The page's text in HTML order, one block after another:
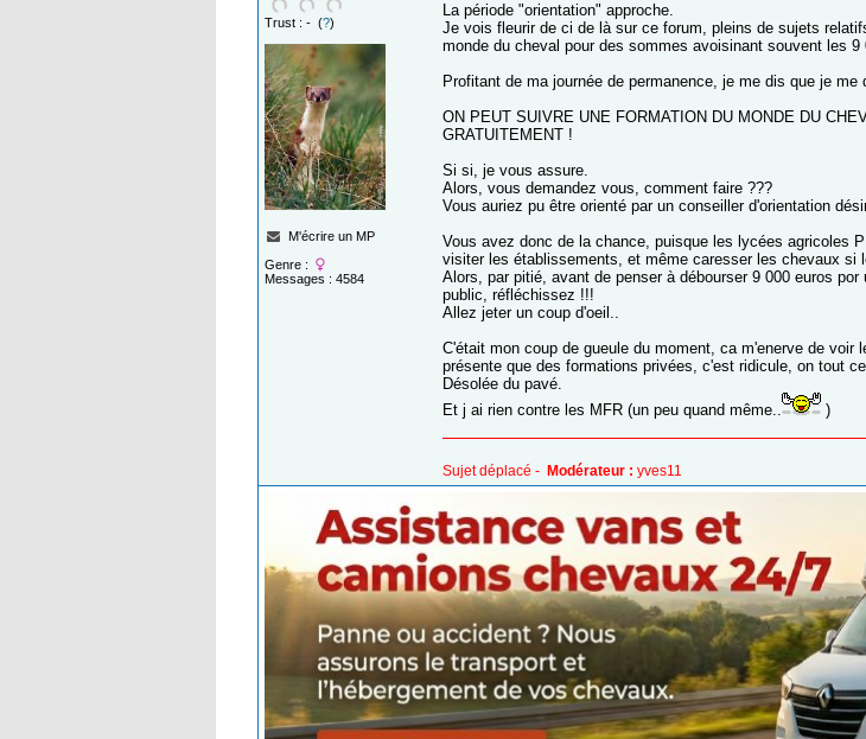
Trust : - (?)
M'écrire un MP
Genre :
Messages : 4584
La période "orientation" approche.
Je vois fleurir de ci de là sur ce forum, pleins de sujets
monde du cheval pour des sommes avoisinant souvent les
Profitant de ma journée de permanence, je me dis que je me
ON PEUT SUIVRE UNE FORMATION DU MONDE DU
GRATUITEMENT !
Si si, je vous assure.
Alors, vous demandez vous, comment faire ???
Vous auriez pu être orienté par un conseiller d'orientation
Vous avez donc de la chance, puisque les lycées agricoles
visiter les établissements, et même caresser les chevaux si
Alors, par pitié, avant de penser à débourser 9 000 euros
public, réfléchissez !!!
Allez jeter un coup d'oeil..
C'était mon coup de gueule du moment, ca m'enerve de
présente que des formations privées, c'est ridicule, on tout
Désolée du pavé.
Et j ai rien contre les MFR (un peu quand même..
)
Sujet déplacé - Modérateur : yves11